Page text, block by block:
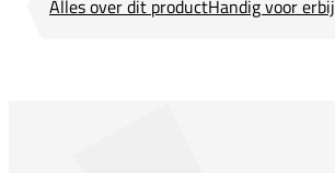
Alles over dit productHandig voor erbij